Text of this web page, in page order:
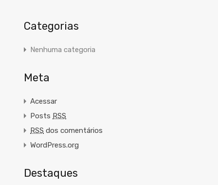
Categorias
Nenhuma categoria
Meta
Acessar
Posts RSS
RSS dos comentários
WordPress.org
Destaques